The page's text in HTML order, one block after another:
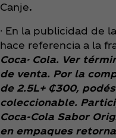
Canje.
· En la publicidad de
hace referencia a la
Coca- Cola. Ver
de venta. Por la
de 2.5L+ ₵300,
coleccionable.
Coca‑Cola Sabor
en empaques